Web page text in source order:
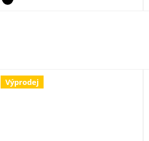
Výprodej